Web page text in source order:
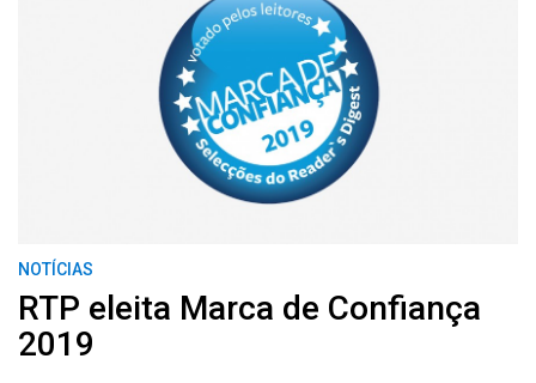
NOTÍCIAS
RTP eleita Marca de Confiança
2019